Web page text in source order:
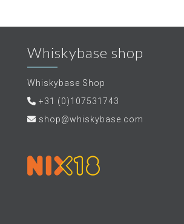
Whiskybase shop
Whiskybase Shop
+31 (0)107531743
shop@whiskybase.com